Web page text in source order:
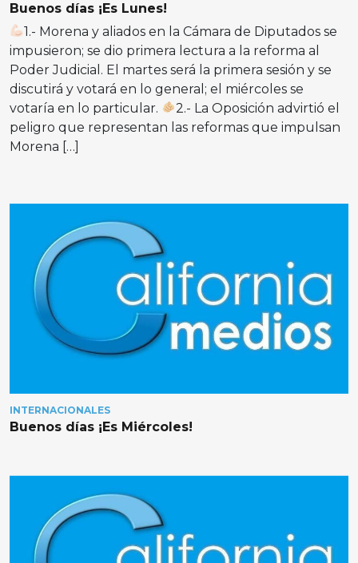
Buenos días ¡Es Lunes!
1.- Morena y aliados en la Cámara de Diputados se
impusieron; se dio primera lectura a la reforma al
Poder Judicial. El martes será la primera sesión y se
discutirá y votará en lo general; el miércoles se
votaría en lo particular.
2.- La Oposición advirtió el
peligro que representan las reformas que impulsan
Morena […]
INTERNACIONALES
Buenos días ¡Es Miércoles!